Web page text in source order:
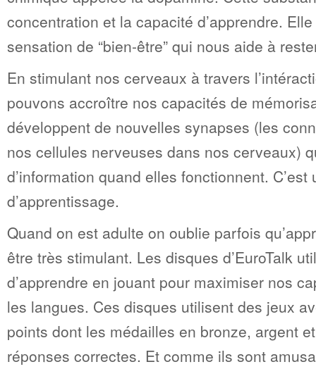
concentration et la capacité d’apprendre.
sensation de “bien-être” qui nous aide à
En stimulant nos cerveaux à travers
pouvons accroître nos capacités de
développent de nouvelles synapses (les
nos cellules nerveuses dans nos cerveaux)
d’information quand elles fonctionnent.
d’apprentissage.
Quand on est adulte on oublie parfois
être très stimulant. Les disques d’EuroTalk
d’apprendre en jouant pour maximiser nos
les langues. Ces disques utilisent des jeux
points dont les médailles en bronze, argent
réponses correctes. Et comme ils sont